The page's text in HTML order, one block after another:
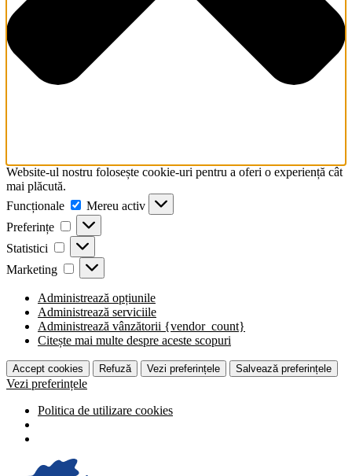
comandă
rapidă
activează
cititorul
navigați
și
interacționați
cu
conținutul.
Website-ul nostru folosește cookie-uri pentru a oferi o experiență cât
mai plăcută.
Funcționale
Funcționale
Mereu activ
Preferințe
Preferințe
Statistici Statistici
Marketing Marketing
Administrează opțiunile
Administrează serviciile
Administrează vânzătorii {vendor_count}
Citește mai multe despre aceste scopuri
Accept cookies Refuză Vezi preferințele Salvează preferințele
Vezi preferințele
Politica de utilizare cookies